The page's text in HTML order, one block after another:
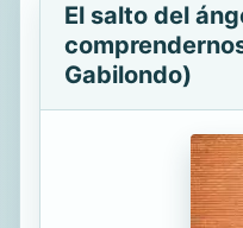
El salto del
Gabilondo)